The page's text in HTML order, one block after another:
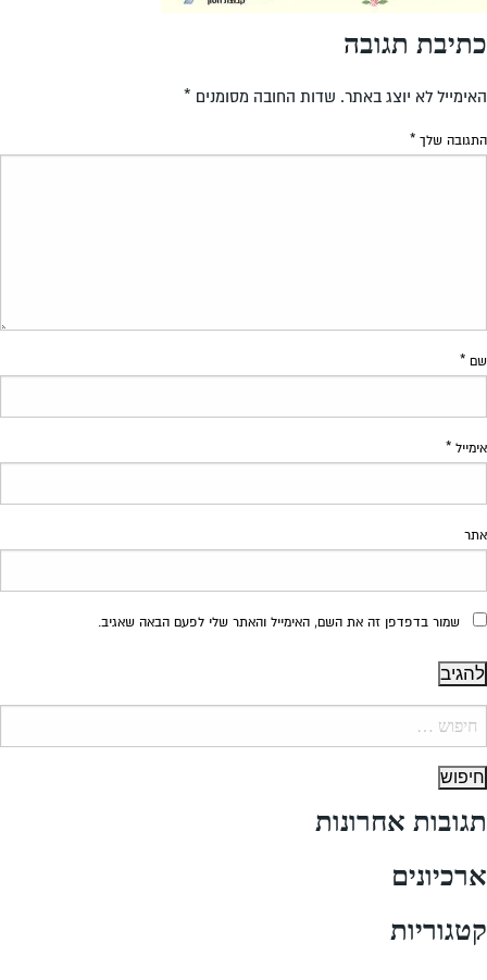
כתיבת תגובה
האימייל לא יוצג באתר. שדות החובה מסומנים *
התגובה שלך *
שם *
אימייל *
אתר
שמור בדפדפן זה את השם, האימייל והאתר שלי לפעם הבאה שאגיב.
תגובות אחרונות
ארכיונים
קטגוריות